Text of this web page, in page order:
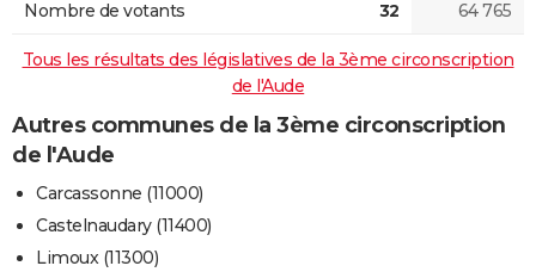
Nombre de votants 32 64 765
Tous les résultats des législatives de la 3ème circonscription
de l'Aude
Autres communes de la 3ème circonscription
de l'Aude
Carcassonne (11000)
Castelnaudary (11400)
Limoux (11300)